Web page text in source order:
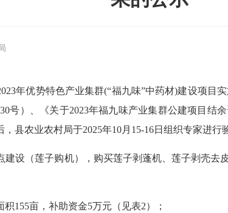
优势特色产业集群(“福九味”中药材)建设项目
号）、《关于2023年福九味产业集群公建项目结
县农业农村局于2025年10月15-16日组织专家进行
（莲子购机），购买莲子剥蓬机、莲子剥壳去
亩，补助资金5万元（见表2）；